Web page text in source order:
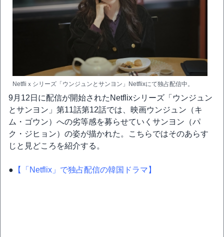
Netfliｘシリーズ「ウンジュンとサンヨン」Netflixにて独占配信中。
9月12日に配信が開始されたNetflixシリーズ「ウンジュン
とサンヨン」第11話第12話では、映画ウンジュン（キ
ム・ゴウン）への劣等感を募らせていくサンヨン（パ
ク・ジヒョン）の姿が描かれた。こちらではそのあらす
じと見どころを紹介する。
● 【「Netflix」で独占配信の韓国ドラマ】